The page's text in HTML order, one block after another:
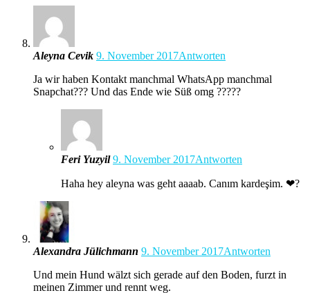
Aleyna Cevik 9. November 2017Antworten
Ja wir haben Kontakt manchmal WhatsApp manchmal
Snapchat??? Und das Ende wie Süß omg ?????
Feri Yuzyil 9. November 2017Antworten
Haha hey aleyna was geht aaaab. Canım kardeşim. ❤?
Alexandra Jülichmann 9. November 2017Antworten
Und mein Hund wälzt sich gerade auf den Boden, furzt in
meinen Zimmer und rennt weg.